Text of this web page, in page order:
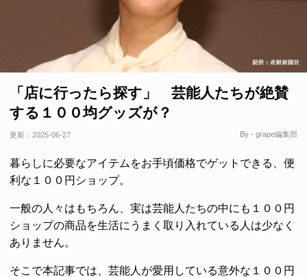
「店に行ったら探す」 芸能人たちが絶賛
する１００均グッズが？
更新： 2025-06-27 By - grape編集部
暮らしに必要なアイテムをお手頃価格でゲットできる、便
利な１００円ショップ。
一般の人々はもちろん、実は芸能人たちの中にも１００円
ショップの商品を生活にうまく取り入れている人は少なく
ありません。
そこで本記事では、芸能人が愛用している意外な１００円